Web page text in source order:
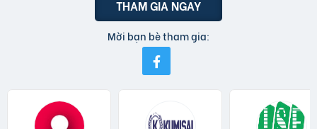
THAM GIA NGAY
Mời bạn bè tham gia: